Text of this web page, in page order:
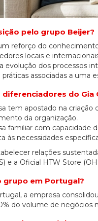
pelo grupo Beijer?
reforço do
locais e
evolução dos processos
associadas a uma
diferenciadores do
tem apostado na criação
da organização.
familiar com capacidade
às necessidades
relações
e a Oficial HTW Store
grupo em Portugal?
a empresa
do volume de negócios